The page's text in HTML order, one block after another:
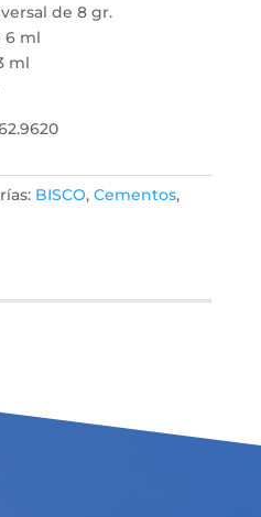
de 8 gr.
6 ml
ml
BISCO, Cementos,